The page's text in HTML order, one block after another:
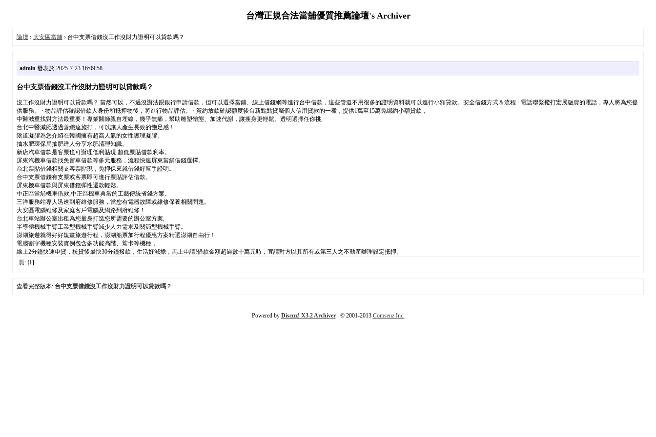
台灣正規合法當舖優質推薦論壇's Archiver
論壇› 大安區當舖› 台中支票借錢沒工作沒財力證明可以貸款嗎？
admin發表於 2025-7-23 16:09:58
台中支票借錢沒工作沒財力證明可以貸款嗎？
沒工作沒財力證明可以貸款嗎？ 當然可以，不過沒辦法跟銀行申請借款，但可以選擇當鋪、線上借錢網等進行台中借款，這些管道不用很多的證明資料就可以進行小額貸款。安全借錢方式＆流程 · 電話聯繫撥打宏展融資的電話，專人將為您提
供服務。 · 物品評估確認借款人身份和抵押物後，將進行物品評估。 · 簽約放款確認額度後台新點點貸屬個人信用貸款的一種，提供1萬至15萬免綁約小額貸款，
中醫減重找對方法最重要！專業醫師親自埋線，幾乎無痛，幫助雕塑體態、加速代謝，讓瘦身更輕鬆。透明選擇任你挑,
台北中醫減肥透過善纖達施打，可以讓人產生長效的飽足感！
陰道凝膠為您介紹在韓國擁有超高人氣的女性護理凝膠。
抽水肥環保局抽肥達人分享水肥清理知識。
新店汽車借款是客票也可辦理低利貼現​ 超低票貼借款利率。
屏東汽機車借款找免留車借款等多元服務，流程快速屏東當舖借錢選擇。
台北票貼借錢相關支客票貼現，免押保來就借錢好幫手證明。
台中支票借錢有支票或客票即可進行票貼評估借款。
屏東機車借款與屏東借錢彈性還款輕鬆。
中正區當舖機車借款,中正區機車典當的工藝傳統省錢方案。
三洋服務站專人迅速到府維修服務，當您有電器故障或維修保養相關問題。
大安區電腦維修及家庭客戶電腦及網路到府維修！
台北車站辦公室出租為您量身打造您所需要的辦公室方案,
半導體機械手臂工業型機械手臂減少人力需求及關節型機械手臂。
澎湖旅遊就得好好規畫旅遊行程，澎湖船票加行程優惠方案精選澎湖自由行！
電腦割字機種安裝實例包含多功能高階、鯊卡等機種，
線上2分鐘快速申貸，核貸後最快30分鐘撥款，生活好減擔，馬上申請!借款金額超過數十萬元時，宜請對方以其所有或第三人之不動產辦理設定抵押。
頁: [1]
查看完整版本: 台中支票借錢沒工作沒財力證明可以貸款嗎？
Powered by Discuz! X3.2 Archiver© 2001-2013 Comsenz Inc.